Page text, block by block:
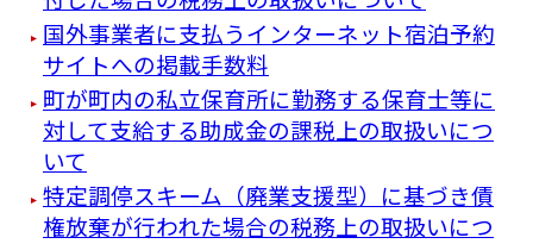
国外事業者に支払うインターネット宿泊予約
サイトへの掲載手数料
町が町内の私立保育所に勤務する保育士等に
対して支給する助成金の課税上の取扱いにつ
いて
特定調停スキーム（廃業支援型）に基づき債
権放棄が行われた場合の税務上の取扱いにつ